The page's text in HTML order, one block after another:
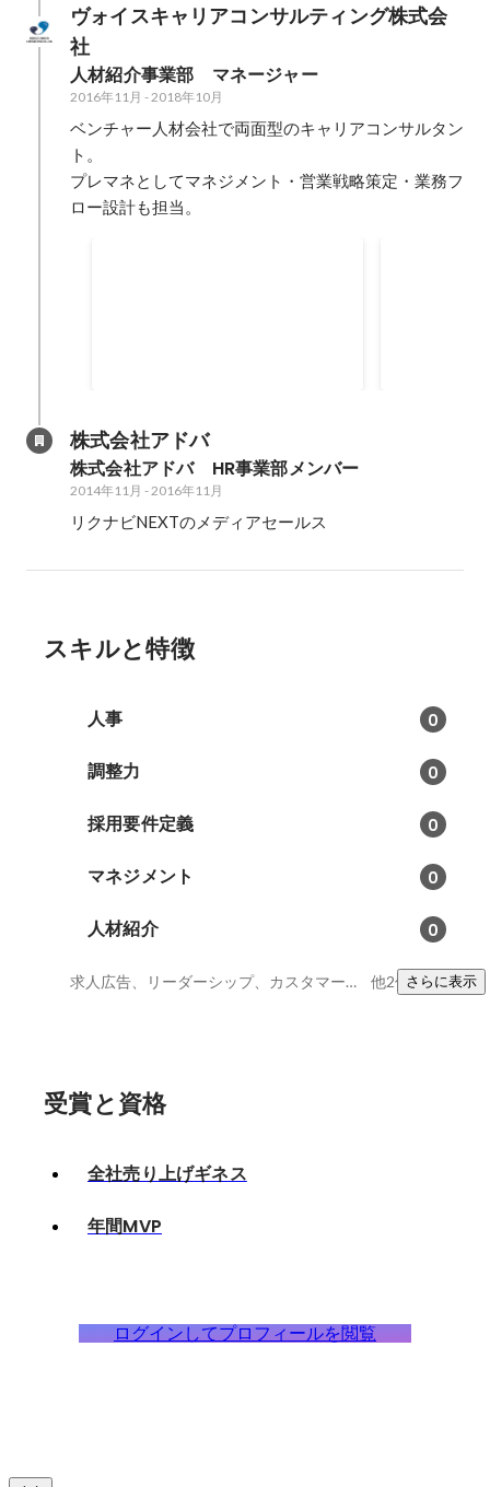
ヴォイスキャリアコンサルティング株式会
社
人材紹介事業部　マネージャー
2016年11月 -2018年10月
ベンチャー人材会社で両面型のキャリアコンサルタン
ト。
プレマネとしてマネジメント・営業戦略策定・業務フ
ロー設計も担当。
株式会社アドバ
株式会社アドバ　HR事業部メンバー
2014年11月 -2016年11月
リクナビNEXTのメディアセールス
スキルと特徴
人事 0
調整力 0
採用要件定義 0
マネジメント 0
人材紹介 0
求人広告、リーダーシップ、カスタマーサクセス 他2件さらに表示
受賞と資格
全社売り上げギネス
年間MVP
ログインしてプロフィールを閲覧